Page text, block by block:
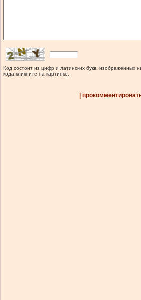
Код состоит из цифр и латинских букв, изображенных
кода кликните на картинке.
| прокомментировать